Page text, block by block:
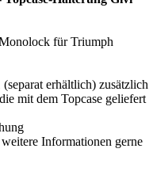
für Triumph
erhältlich) zusätzlich
mit dem Topcase geliefert
Informationen gerne